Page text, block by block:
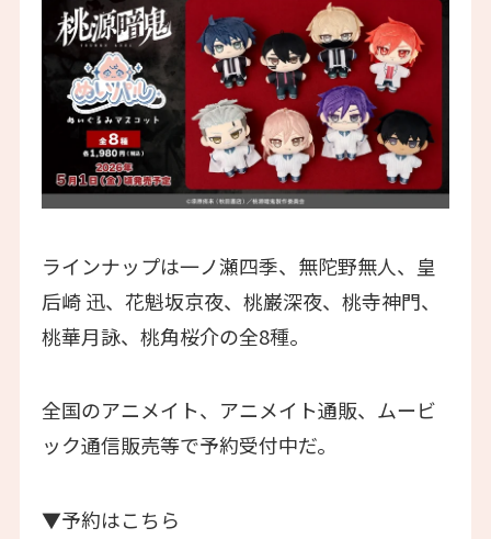
ラインナップは一ノ瀬四季、無陀野無人、皇
后崎 迅、花魁坂京夜、桃巌深夜、桃寺神門、
桃華月詠、桃角桜介の全8種。
全国のアニメイト、アニメイト通販、ムービ
ック通信販売等で予約受付中だ。
▼予約はこちら